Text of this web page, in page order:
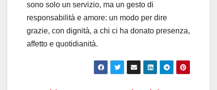
sono solo un servizio, ma un gesto di
responsabilità e amore: un modo per dire
grazie, con dignità, a chi ci ha donato presenza,
affetto e quotidianità.